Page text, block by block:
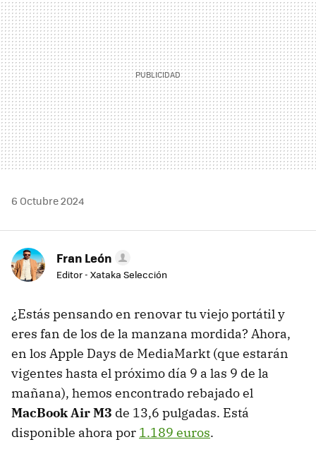
6 Octubre 2024
Fran León
Editor - Xataka Selección
¿Estás pensando en renovar tu viejo portátil y
eres fan de los de la manzana mordida? Ahora,
en los Apple Days de MediaMarkt (que estarán
vigentes hasta el próximo día 9 a las 9 de la
mañana), hemos encontrado rebajado el
MacBook Air M3 de 13,6 pulgadas. Está
disponible ahora por 1.189 euros.